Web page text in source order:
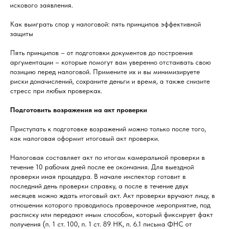
искового заявления.
Как выиграть спор у налоговой: пять принципов эффективной
защиты
Пять принципов – от подготовки документов до построения
аргументации – которые помогут вам уверенно отстаивать свою
позицию перед налоговой. Примените их и вы минимизируете
риски доначислений, сохраните деньги и время, а также снизите
стресс при любых проверках.
Подготовить возражения на акт проверки
Приступать к подготовке возражений можно только после того,
как налоговая оформит итоговый акт проверки.
Налоговая составляет акт по итогам камеральной проверки в
течение 10 рабочих дней после ее окончания. Для выездной
проверки иная процедура. В начале инспектор готовит в
последний день проверки справку, а после в течение двух
месяцев можно ждать итоговый акт. Акт проверки вручают лицу, в
отношении которого проводилось проверочное мероприятие, под
расписку или передают иным способом, который фиксирует факт
получения (п. 1 ст. 100, п. 1 ст. 89 НК, п. 6.1 письма ФНС от